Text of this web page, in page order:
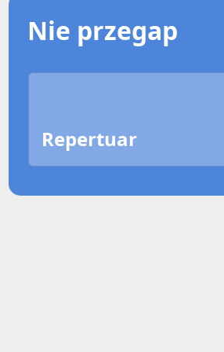
Nie przegap
Repertuar